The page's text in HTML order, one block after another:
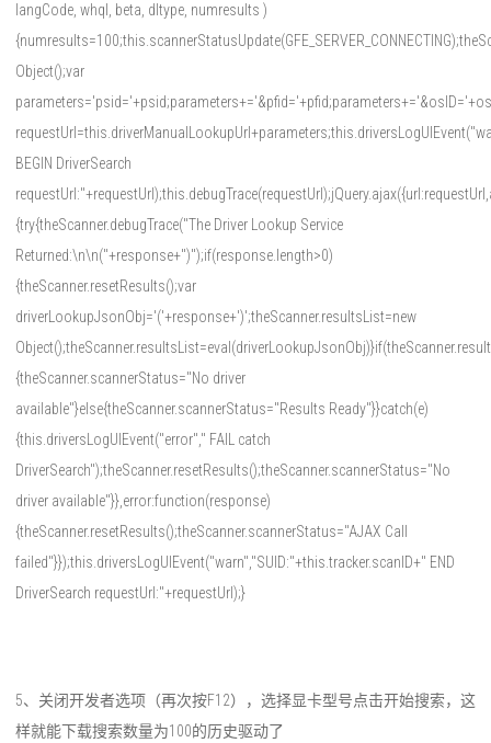
langCode, whql, beta, dltype, numresults )
Object();var
BEGIN DriverSearch
{try{theScanner.debugTrace("The Driver Lookup Service
Returned:\n\n("+response+")");if(response.length>0)
{theScanner.resetResults();var
driverLookupJsonObj='('+response+')';theScanner.resultsList=new
{theScanner.scannerStatus="No driver
available"}else{theScanner.scannerStatus="Results Ready"}}catch(e)
{this.driversLogUIEvent("error"," FAIL catch
DriverSearch");theScanner.resetResults();theScanner.scannerStatus="No
driver available"}},error:function(response)
{theScanner.resetResults();theScanner.scannerStatus="AJAX Call
failed"}});this.driversLogUIEvent("warn","SUID:"+this.tracker.scanID+" END
DriverSearch requestUrl:"+requestUrl);}
5、关闭开发者选项（再次按F12），选择显卡型号点击开始搜索，这
样就能下载搜索数量为100的历史驱动了